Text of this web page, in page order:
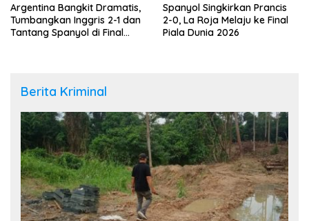
Argentina Bangkit Dramatis,
Tumbangkan Inggris 2-1 dan
Tantang Spanyol di Final
Spanyol Singkirkan Prancis
2-0, La Roja Melaju ke Final
Piala Dunia 2026
Berita Kriminal